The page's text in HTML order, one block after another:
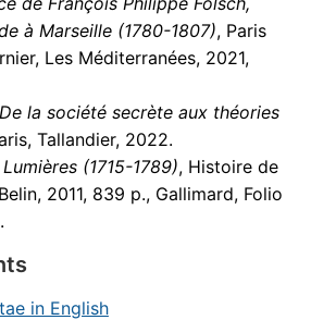
à Marseille (1780-1807), Paris
Les Méditerranées, 2021,
la société secrète aux théories
Tallandier, 2022.
(1715-1789), Histoire de
2011, 839 p., Gallimard, Folio
in English